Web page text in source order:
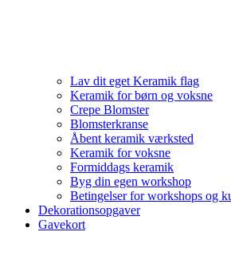
Lav dit eget Keramik flag
Keramik for børn og voksne
Crepe Blomster
Blomsterkranse
Åbent keramik værksted
Keramik for voksne
Formiddags keramik
Byg din egen workshop
Betingelser for workshops og
Dekorationsopgaver
Gavekort